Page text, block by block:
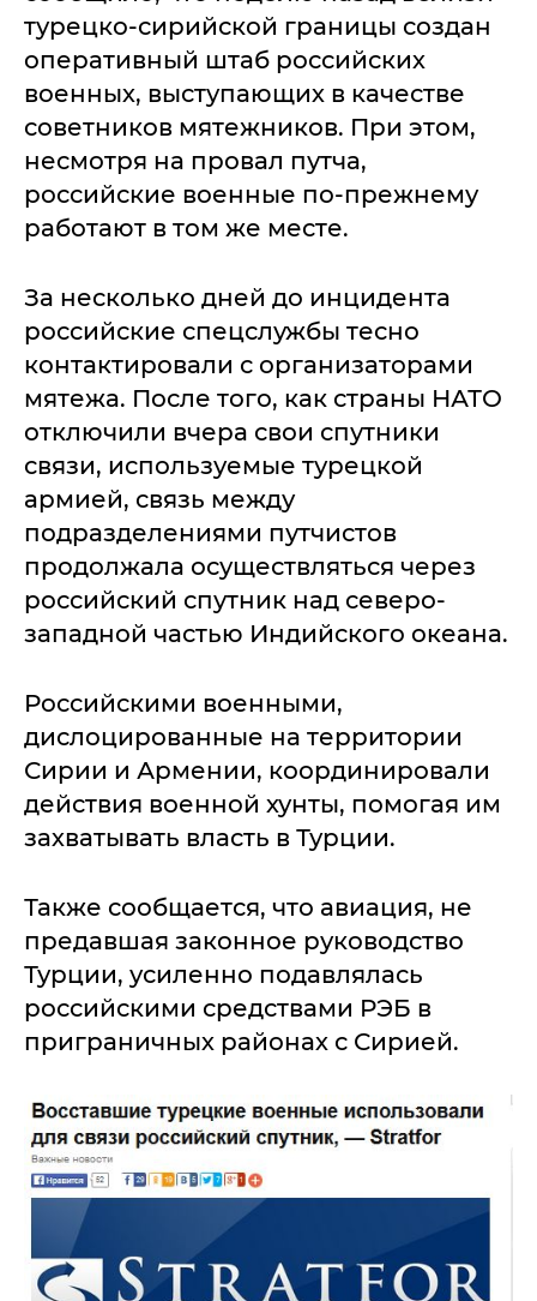
турецко-сирийской границы создан
оперативный штаб российских
военных, выступающих в качестве
советников мятежников. При этом,
несмотря на провал путча,
российские военные по-прежнему
работают в том же месте.
За несколько дней до инцидента
российские спецслужбы тесно
контактировали с организаторами
мятежа. После того, как страны НАТО
отключили вчера свои спутники
связи, используемые турецкой
армией, связь между
подразделениями путчистов
продолжала осуществляться через
российский спутник над северо-
западной частью Индийского океана.
Российскими военными,
дислоцированные на территории
Сирии и Армении, координировали
действия военной хунты, помогая им
захватывать власть в Турции.
Также сообщается, что авиация, не
предавшая законное руководство
Турции, усиленно подавлялась
российскими средствами РЭБ в
приграничных районах с Сирией.